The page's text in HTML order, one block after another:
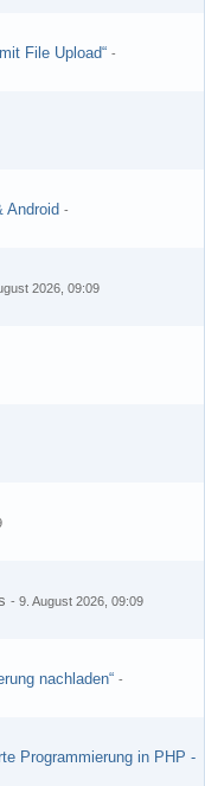
File Upload“ -
Android -
2026, 09:09
- 9. August 2026, 09:09
nachladen“ -
Programmierung in PHP -